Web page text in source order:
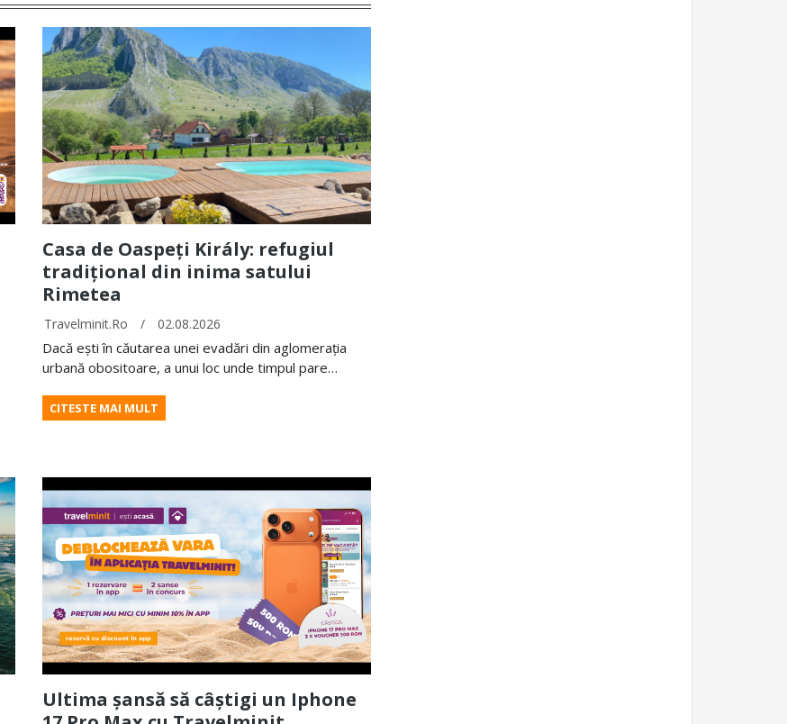
Casa de Oaspeți Király: refugiul
tradițional din inima satului
Rimetea
Travelminit.ro / 02.08.2026
Dacă ești în căutarea unei evadări din aglomerația
urbană obositoare, a unui loc unde timpul pare…
CITESTE MAI MULT
Ultima șansă să câștigi un Iphone